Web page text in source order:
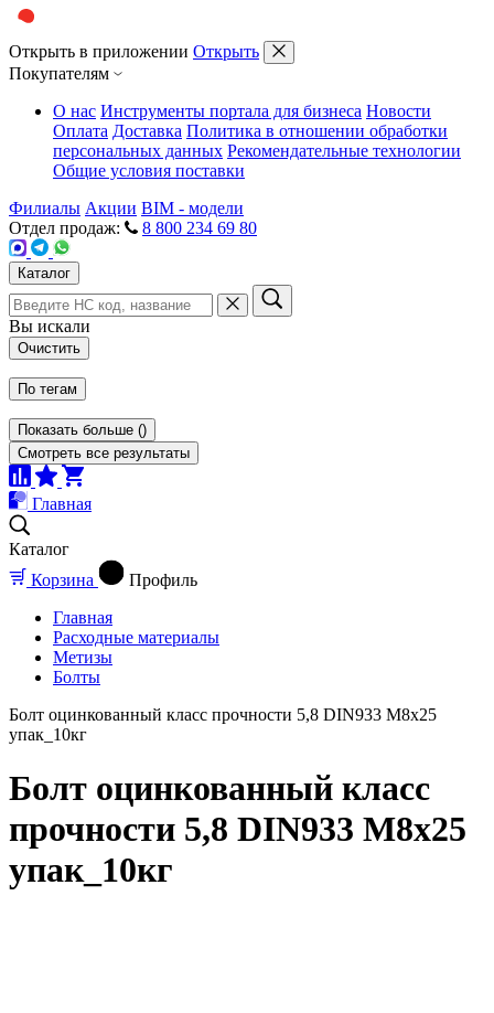
Открыть в приложении Открыть
Покупателям
О нас Инструменты портала для бизнеса Новости
Оплата Доставка Политика в отношении обработки
персональных данных Рекомендательные технологии
Общие условия поставки
Филиалы Акции BIM - модели
Отдел продаж:
8 800 234 69 80
Каталог
Вы искали
Очистить
По тегам
Показать больше ()
Смотреть все результаты
Главная
Каталог
Корзина
Профиль
Главная
Расходные материалы
Метизы
Болты
Болт оцинкованный класс прочности 5,8 DIN933 М8x25
упак_10кг
Болт оцинкованный класс
прочности 5,8 DIN933 М8x25
упак_10кг